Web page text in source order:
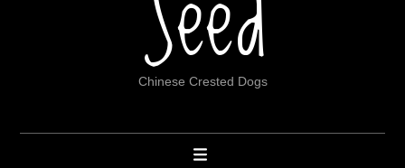
Chinese Crested Dogs